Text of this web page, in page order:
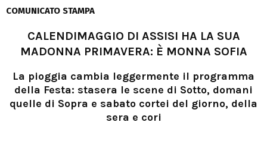
COMUNICATO STAMPA
CALENDIMAGGIO DI ASSISI HA LA SUA
MADONNA PRIMAVERA: È MONNA SOFIA
La pioggia cambia leggermente il programma
della Festa: stasera le scene di Sotto, domani
quelle di Sopra e sabato cortei del giorno, della
sera e cori